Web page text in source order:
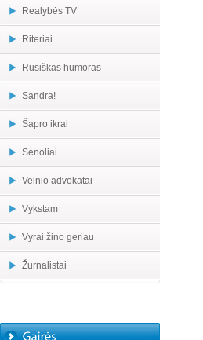
Realybės TV
Riteriai
Rusiškas humoras
Sandra!
Šapro ikrai
Senoliai
Velnio advokatai
Vykstam
Vyrai žino geriau
Žurnalistai